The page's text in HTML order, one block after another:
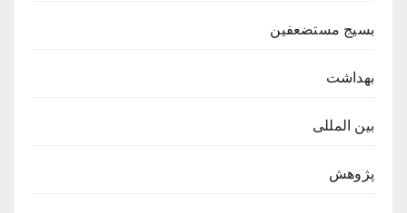
بسیج مستضعفین
بهداشت
بین المللی
پژوهش